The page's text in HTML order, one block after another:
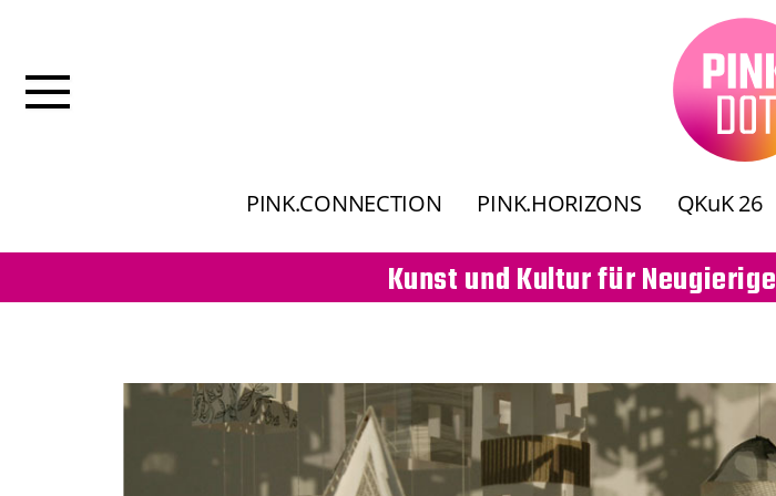
PINK.CONNECTION PINK.HORIZONS QKuK 26
Kunst und Kultur für Neugierige